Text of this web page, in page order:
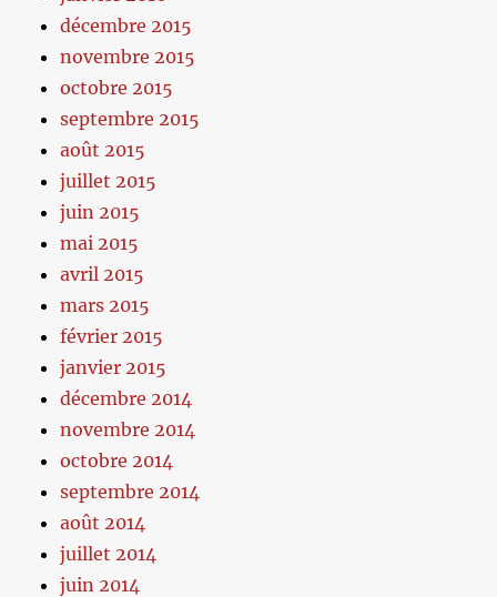
décembre 2015
novembre 2015
octobre 2015
septembre 2015
août 2015
juillet 2015
juin 2015
mai 2015
avril 2015
mars 2015
février 2015
janvier 2015
décembre 2014
novembre 2014
octobre 2014
septembre 2014
août 2014
juillet 2014
juin 2014